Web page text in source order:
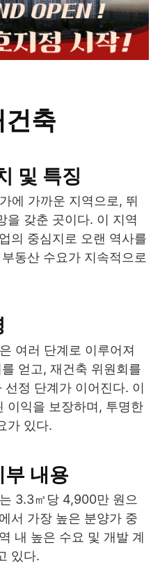
축
및 특징
에 가까운 지역으로, 뛰
을 갖춘 곳이다. 이 지역
의 중심지로 오랜 역사를
동산 수요가 지속적으로
여러 단계로 이루어져
얻고, 재건축 위원회를
정 단계가 이어진다. 이
이익을 보장하며, 투명한
가 있다.
내용
3.3㎡당 4,900만 원으
서 가장 높은 분양가 중
내 높은 수요 및 개발 계
있다.